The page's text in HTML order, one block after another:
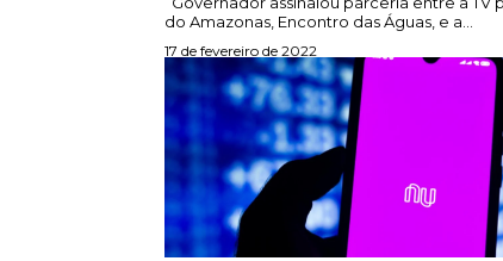
do Amazonas, Encontro das Águas, e a...
17 de fevereiro de 2022